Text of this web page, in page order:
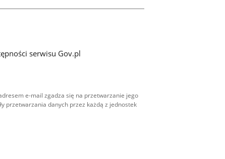
serwisu Gov.pl
e-mail zgadza się na przetwarzanie jego
przetwarzania danych przez każdą z jednostek